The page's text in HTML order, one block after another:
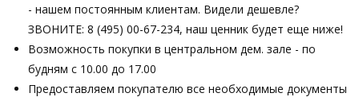
- нашем постоянным клиентам. Видели дешевле?
ЗВОНИТЕ: 8 (495) 00-67-234, наш ценник будет еще ниже!
Возможность покупки в центральном дем. зале - по
будням с 10.00 до 17.00
Предоставляем покупателю все необходимые документы